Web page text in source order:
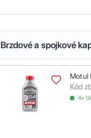
Brzdové a spojkové
Motul
Kód
4+